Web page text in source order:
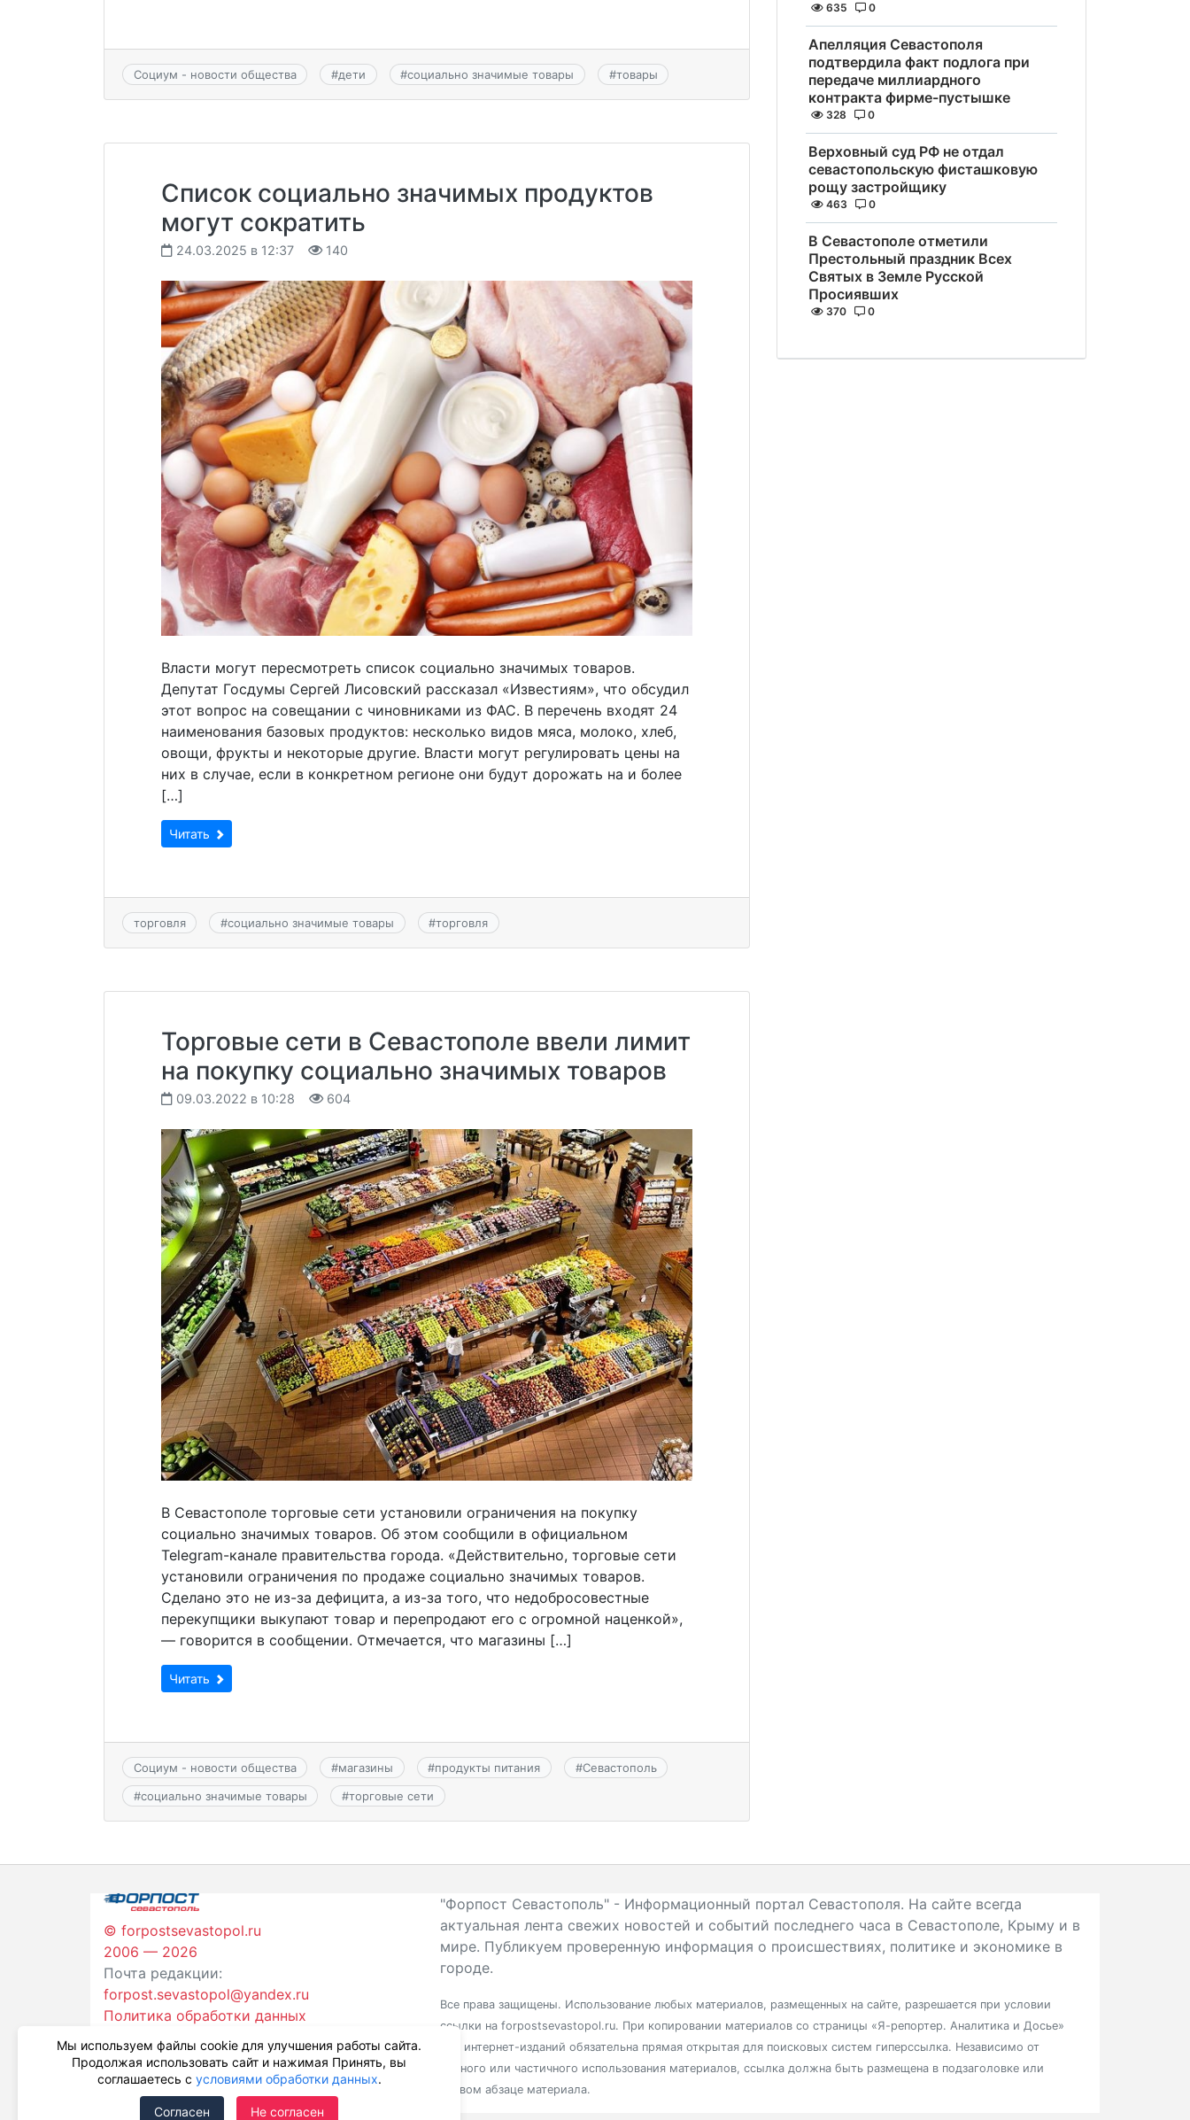
Социум - новости общества #дети #социально значимые товары #товары
Список социально значимых продуктов
могут сократить
24.03.2025 в 12:37 140
Власти могут пересмотреть список социально значимых товаров.
Депутат Госдумы Сергей Лисовский рассказал «Известиям», что обсудил
этот вопрос на совещании с чиновниками из ФАС. В перечень входят 24
наименования базовых продуктов: несколько видов мяса, молоко, хлеб,
овощи, фрукты и некоторые другие. Власти могут регулировать цены на
них в случае, если в конкретном регионе они будут дорожать на и более
[…]
Читать
торговля #социально значимые товары #торговля
Торговые сети в Севастополе ввели лимит
на покупку социально значимых товаров
09.03.2022 в 10:28 604
В Севастополе торговые сети установили ограничения на покупку
социально значимых товаров. Об этом сообщили в официальном
Telegram-канале правительства города. «Действительно, торговые сети
установили ограничения по продаже социально значимых товаров.
Сделано это не из-за дефицита, а из-за того, что недобросовестные
перекупщики выкупают товар и перепродают его с огромной наценкой»,
— говорится в сообщении. Отмечается, что магазины […]
Читать
Социум - новости общества #магазины #продукты питания #Севастополь
#социально значимые товары #торговые сети
635 0
Апелляция Севастополя
подтвердила факт подлога при
передаче миллиардного
контракта фирме-пустышке
328 0
Верховный суд РФ не отдал
севастопольскую фисташковую
рощу застройщику
463 0
В Севастополе отметили
Престольный праздник Всех
Святых в Земле Русской
Просиявших
370 0
© forpostsevastopol.ru
2006 — 2026
Почта редакции:
forpost.sevastopol@yandex.ru
Политика обработки данных
"Форпост Севастополь" - Информационный портал Севастополя. На сайте всегда
актуальная лента свежих новостей и событий последнего часа в Севастополе, Крыму и в
мире. Публикуем проверенную информация о происшествиях, политике и экономике в
городе.
Все права защищены. Использование любых материалов, размещенных на сайте, разрешается при условии
ссылки на forpostsevastopol.ru. При копировании материалов со страницы «Я-репортер. Аналитика и Досье»
для интернет-изданий обязательна прямая открытая для поисковых систем гиперссылка. Независимо от
полного или частичного использования материалов, ссылка должна быть размещена в подзаголовке или
первом абзаце материала.
Мы используем файлы cookie для улучшения работы сайта.
Продолжая использовать сайт и нажимая Принять, вы
соглашаетесь с условиями обработки данных.
Согласен Не согласен